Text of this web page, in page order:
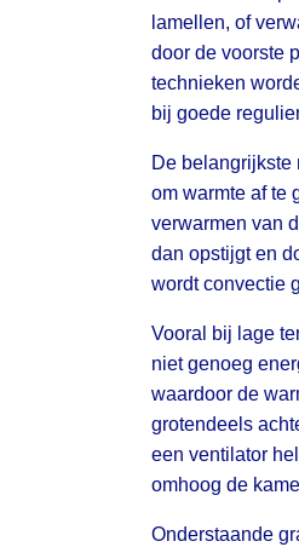
lamellen, of
door de voorste
technieken
bij goede
De belangrijkste
om warmte af te
verwarmen van
dan opstijgt en
wordt convectie
Vooral bij lage
niet genoeg
waardoor de
grotendeels
een ventilator
omhoog de
Onderstaande